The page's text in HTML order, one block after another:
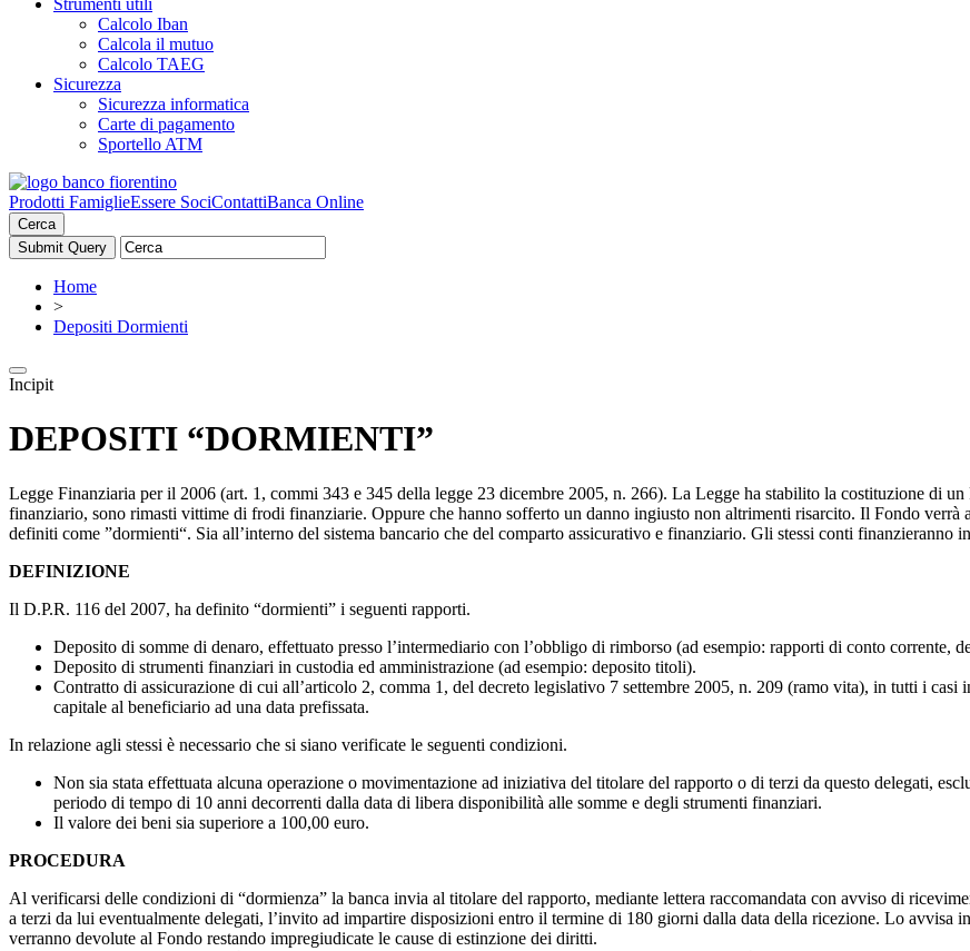
Strumenti utili
Calcolo Iban
Calcola il mutuo
Calcolo TAEG
Sicurezza
Sicurezza informatica
Carte di pagamento
Sportello ATM
Prodotti FamiglieEssere SociContattiBanca Online
Cerca
Home
>
Depositi Dormienti
Incipit
DEPOSITI “DORMIENTI”
Legge Finanziaria per il 2006 (art. 1, commi 343 e 345 della legge 23 dicembre 2005, n. 266). La Legge ha stabilito la costituzione di
finanziario, sono rimasti vittime di frodi finanziarie. Oppure che hanno sofferto un danno ingiusto non altrimenti risarcito. Il Fondo
definiti come ”dormienti“. Sia all’interno del sistema bancario che del comparto assicurativo e finanziario. Gli stessi conti
DEFINIZIONE
Il D.P.R. 116 del 2007, ha definito “dormienti” i seguenti rapporti.
Deposito di somme di denaro, effettuato presso l’intermediario con l’obbligo di rimborso (ad esempio: rapporti di conto corrente,
Deposito di strumenti finanziari in custodia ed amministrazione (ad esempio: deposito titoli).
Contratto di assicurazione di cui all’articolo 2, comma 1, del decreto legislativo 7 settembre 2005, n. 209 (ramo vita), in tutti i casi
capitale al beneficiario ad una data prefissata.
In relazione agli stessi è necessario che si siano verificate le seguenti condizioni.
Non sia stata effettuata alcuna operazione o movimentazione ad iniziativa del titolare del rapporto o di terzi da questo delegati,
periodo di tempo di 10 anni decorrenti dalla data di libera disponibilità alle somme e degli strumenti finanziari.
Il valore dei beni sia superiore a 100,00 euro.
PROCEDURA
Al verificarsi delle condizioni di “dormienza” la banca invia al titolare del rapporto, mediante lettera raccomandata con avviso di
a terzi da lui eventualmente delegati, l’invito ad impartire disposizioni entro il termine di 180 giorni dalla data della ricezione. Lo avvisa
verranno devolute al Fondo restando impregiudicate le cause di estinzione dei diritti.